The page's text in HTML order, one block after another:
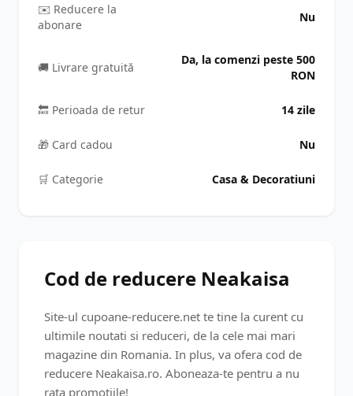
✉️ Reducere la
abonare
Nu
🚚 Livrare gratuită
Da, la comenzi peste 500
RON
🔙 Perioada de retur 14 zile
🎁 Card cadou Nu
🛒️ Categorie Casa & Decoratiuni
Cod de reducere Neakaisa
Site-ul cupoane-reducere.net te tine la curent cu
ultimile noutati si reduceri, de la cele mai mari
magazine din Romania. In plus, va ofera cod de
reducere Neakaisa.ro. Aboneaza-te pentru a nu
rata promotiile!